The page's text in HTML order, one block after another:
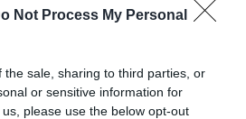
Not Process My Personal
the sale, sharing to third parties, or
or sensitive information for
please use the below opt-out